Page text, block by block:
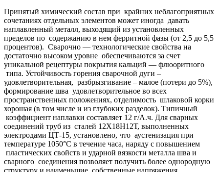
Принятый химический состав при крайних неблагоприятных
сочетаниях отдельных элементов может иногда давать
наплавленный металл, выходящий из установленных
пределов по содержанию в нем ферритной фазы (от 2,5 до 5,5
процентов). Сварочно — технологические свойства на
достаточно высоком уровне обеспечиваются за счет
уникальной рецептуры покрытия кальций — флюоритного
типа. Устойчивость горения сварочной дуги –
удовлетворительная, разбрызгивание – малое (потери до 5%),
формирование шва удовлетворительное во всех
пространственных положениях, отделимость шлаковой корки
хорошая (в том числе и из глубоких разделок). Типичный
коэффициент наплавки составляет 12 г/А.ч. Для сварных
соединений труб из сталей 12Х18Н12Т, выполненных
электродами ЦТ-15, установлено, что аустенизация при
температуре 1050°С в течение часа, наряду с повышением
пластических свойств и ударной вязкости металла шва и
сварного соединения позволяет получить более однородную
структуру и наименьшие собственные напряжения,